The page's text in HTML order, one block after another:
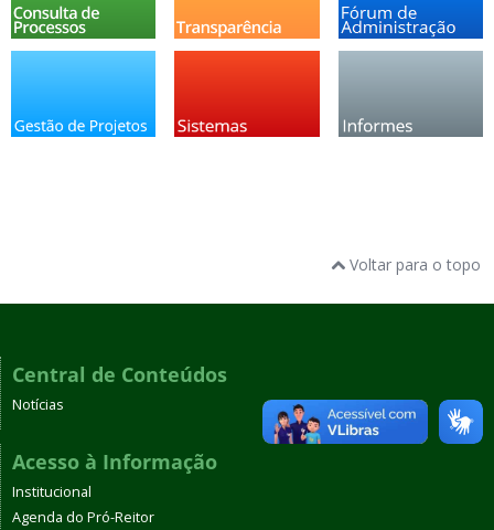
Voltar para o topo
Central de Conteúdos
Notícias
Acesso à Informação
Institucional
Agenda do Pró-Reitor